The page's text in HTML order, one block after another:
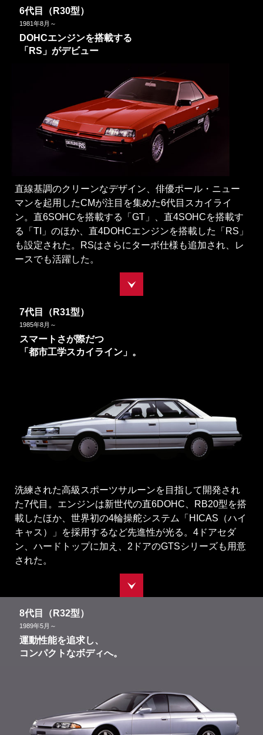
6代目（R30型）
1981年8月～
DOHCエンジンを搭載する
「RS」がデビュー
直線基調のクリーンなデザイン、俳優ポール・ニュー
マンを起用したCMが注目を集めた6代目スカイライ
ン。直6SOHCを搭載する「GT」、直4SOHCを搭載す
る「TI」のほか、直4DOHCエンジンを搭載した「RS」
も設定された。RSはさらにターボ仕様も追加され、レ
ースでも活躍した。
7代目（R31型）
1985年8月～
スマートさが際だつ
「都市工学スカイライン」。
洗練された高級スポーツサルーンを目指して開発され
た7代目。エンジンは新世代の直6DOHC、RB20型を搭
載したほか、世界初の4輪操舵システム「HICAS（ハイ
キャス）」を採用するなど先進性が光る。4ドアセダ
ン、ハードトップに加え、2ドアのGTSシリーズも用意
された。
8代目（R32型）
1989年5月～
運動性能を追求し、
コンパクトなボディへ。